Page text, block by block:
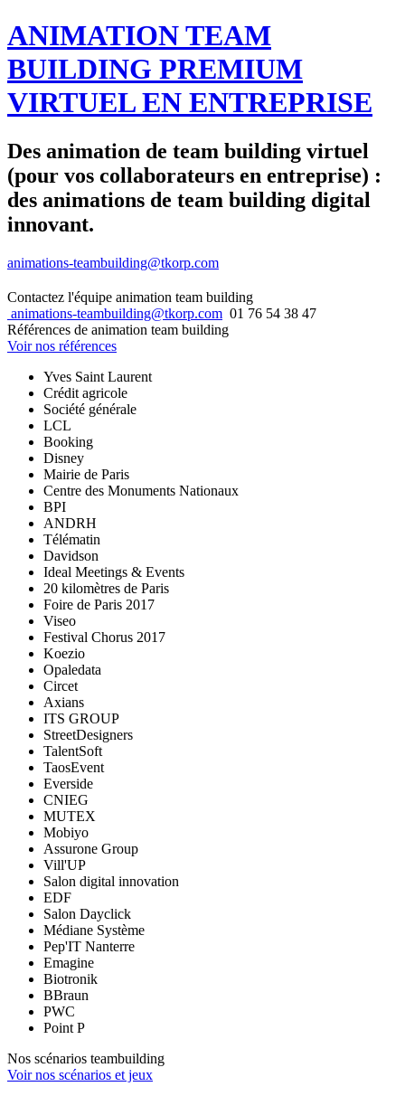
ANIMATION TEAM
BUILDING PREMIUM
VIRTUEL EN ENTREPRISE
Des animation de team building virtuel
(pour vos collaborateurs en entreprise) :
des animations de team building digital
innovant.
animations-teambuilding@tkorp.com
Contactez l'équipe animation team building
animations-teambuilding@tkorp.com 01 76 54 38 47
Références de animation team building
Voir nos références
Yves Saint Laurent
Crédit agricole
Société générale
LCL
Booking
Disney
Mairie de Paris
Centre des Monuments Nationaux
BPI
ANDRH
Télématin
Davidson
Ideal Meetings & Events
20 kilomètres de Paris
Foire de Paris 2017
Viseo
Festival Chorus 2017
Koezio
Opaledata
Circet
Axians
ITS GROUP
StreetDesigners
TalentSoft
TaosEvent
Everside
CNIEG
MUTEX
Mobiyo
Assurone Group
Vill'UP
Salon digital innovation
EDF
Salon Dayclick
Médiane Système
Pep'IT Nanterre
Emagine
Biotronik
BBraun
PWC
Point P
Nos scénarios teambuilding
Voir nos scénarios et jeux